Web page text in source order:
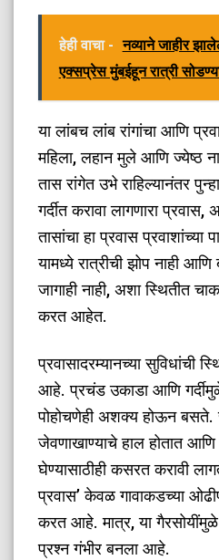
हेही वाचा - नव्याने जाहीर
एक्सप्रेस मुंबईहून रात्री
​या लांबच लांब रांगांचा आणि
महिला, लहान मुले आणि ज्येष्ठ
तास रांगेत उभे राहिल्यानंतर
गर्दीत करावा लागणारा
तासांचा हा प्रवास
यामध्ये रात्रीची झोप नाही
जागाही नाही, अशा स्थितीत
करत आहेत.
​प्रवासादरम्यानच्या सुविधांची
आहे. प्रचंड उकाडा आणि
पोहोचणेही अशक्य होऊन बसते.
जेवणाखाण्याचे हाल होतात आणि
घेण्यासाठीही कसरत करावी
प्रवास’ केवळ गावाकडच्या
करत आहे. मात्र, या गैरसोयींमुळे
प्रश्न गंभीर बनला आहे.